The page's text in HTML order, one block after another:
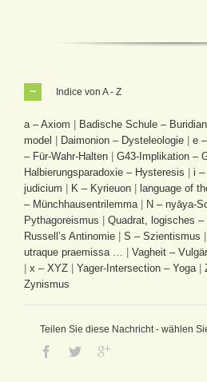
Indice von A - Z
a – Axiom Badische Schule –
model
Daimonion – Dysteleologie e
– Für-Wahr-Halten
G43-Implikation –
Halbierungsparadoxie – Hysteresis
i –
judicium
K – Kyrieuon language of
– Münchhausentrilemma
N – nyāya-
Pythagoreismus
Quadrat, logisches –
Russell’s Antinomie
S – Szientismus
utraque praemissa …
Vagheit –
x – XYZ Yager-Intersection – Yoga
Zynismus
Teilen Sie diese Nachricht - wählen